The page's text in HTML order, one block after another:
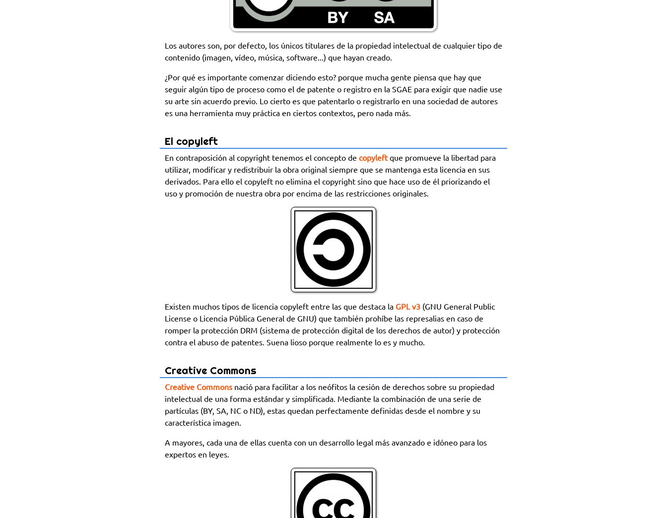
Los autores son, por defecto, los únicos titulares de la propiedad intelectual de cualquier tipo de
contenido (imagen, vídeo, música, software...) que hayan creado.
¿Por qué es importante comenzar diciendo esto? porque mucha gente piensa que hay que
seguir algún tipo de proceso como el de patente o registro en la SGAE para exigir que nadie use
su arte sin acuerdo previo. Lo cierto es que patentarlo o registrarlo en una sociedad de autores
es una herramienta muy práctica en ciertos contextos, pero nada más.
El copyleft
En contraposición al copyright tenemos el concepto de copyleftque promueve la libertad para
utilizar, modificar y redistribuir la obra original siempre que se mantenga esta licencia en sus
derivados. Para ello el copyleft no elimina el copyright sino que hace uso de él priorizando el
uso y promoción de nuestra obra por encima de las restricciones originales.
Existen muchos tipos de licencia copyleft entre las que destaca la GPL v3 (GNU General Public
License o Licencia Pública General de GNU) que también prohíbe las represalias en caso de
romper la protección DRM (sistema de protección digital de los derechos de autor) y protección
contra el abuso de patentes. Suena lioso porque realmente lo es y mucho.
Creative Commons
Creative Commonsnació para facilitar a los neófitos la cesión de derechos sobre su propiedad
intelectual de una forma estándar y simplificada. Mediante la combinación de una serie de
partículas (BY, SA, NC o ND), estas quedan perfectamente definidas desde el nombre y su
característica imagen.
A mayores, cada una de ellas cuenta con un desarrollo legal más avanzado e idóneo para los
expertos en leyes.